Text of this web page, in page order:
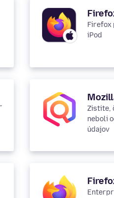
Firefox
iPod
Zistite,
neboli
údajov